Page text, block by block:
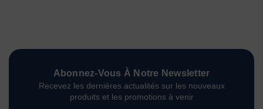
Abonnez-Vous À Notre Newsletter
Recevez les dernières actualités sur les nouveaux
produits et les promotions à venir